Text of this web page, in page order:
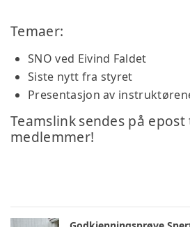
Temaer:
SNO ved Eivind Faldet
Siste nytt fra styret
Presentasjon av
Teamslinksendes på
medlemmer!